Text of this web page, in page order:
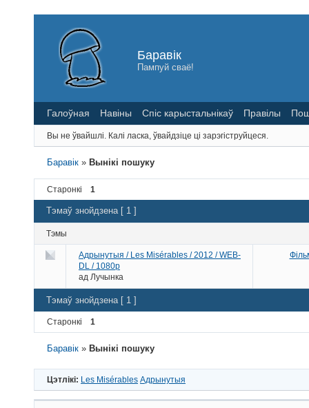
Баравік
Пампуй сваё!
Галоўная Навіны Спіс карыстальнікаў Правілы
Вы не ўвайшлі. Калі ласка, ўвайдзіце ці зарэгіструйцеся.
Баравік » Вынікі пошуку
Старонкі 1
Тэмаў знойдзена [ 1 ]
Тэмы
Адрынутыя / Les Misérables / 2012 / WEB-
DL / 1080p
ад Лучынка
Тэмаў знойдзена [ 1 ]
Старонкі 1
Баравік » Вынікі пошуку
Цэтлікі: Les Misérables Адрынутыя